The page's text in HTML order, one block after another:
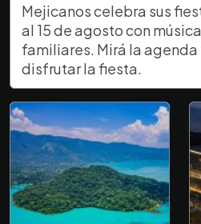
Mejicanos celebra sus
al 15 de agosto con
familiares. Mirá la agenda
disfrutar la fiesta.